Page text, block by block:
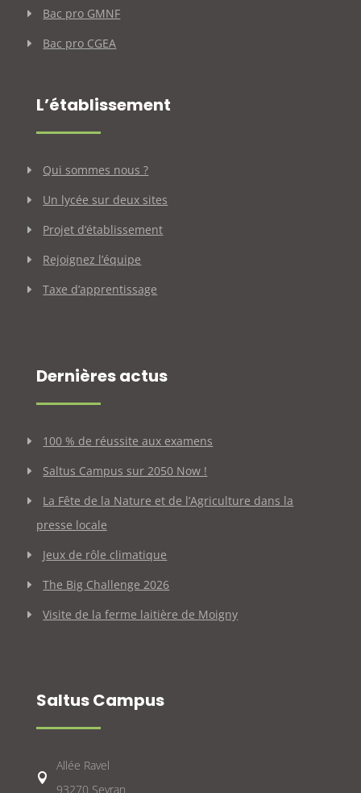
Bac pro GMNF
Bac pro CGEA
L’établissement
Qui sommes nous ?
Un lycée sur deux sites
Projet d’établissement
Rejoignez l’équipe
Taxe d’apprentissage
Dernières actus
100 % de réussite aux examens
Saltus Campus sur 2050 Now !
La Fête de la Nature et de l’Agriculture dans la
presse locale
Jeux de rôle climatique
The Big Challenge 2026
Visite de la ferme laitière de Moigny
Saltus Campus

Allée Ravel
93270 Sevran